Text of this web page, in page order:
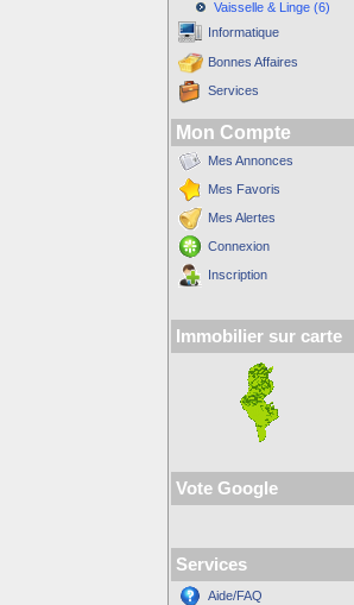
Vaisselle & Linge (6)
Informatique
Bonnes Affaires
Services
Mon Compte
Mes Annonces
Mes Favoris
Mes Alertes
Connexion
Inscription
Immobilier sur carte
Vote Google
Services
Aide/FAQ